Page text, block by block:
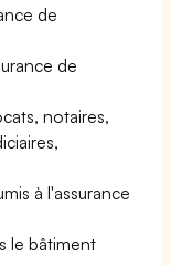
de
de
notaires,
à l'assurance
le bâtiment